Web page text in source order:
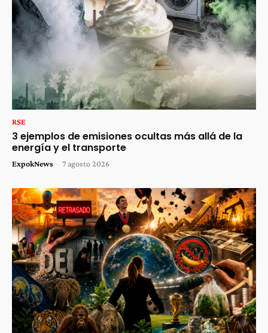
RSE
3 ejemplos de emisiones ocultas más allá de la
energía y el transporte
ExpokNews - 7 agosto 2026